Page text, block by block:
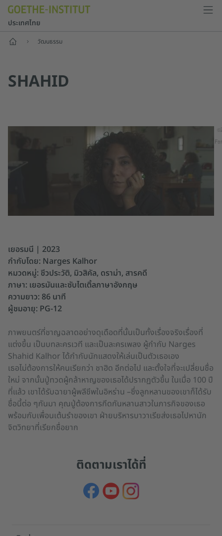
ประเทศไทย
หน้าแรก
วัฒนธรรม
SHAHID
เยอรมนี | 2023
กำกับโดย: Narges Kalhor
หมวดหมู่: ชีวประวัติ, มิวสิคัล, ดราม่า, สารคดี
ภาษา: เยอรมันและซับไตเติ้ลภาษาอังกฤษ
ความยาว: 86 นาที
ผู้ชมอายุ: PG-12
ภาพยนตร์ที่ชาญฉลาดอย่างดุเดือดที่นั้นเป็นทั้งเรื่องจริงเรื่องที่
แต่งขึ้น เป็นบทละครเวที และเป็นละครเพลง ผู้กํากับ Narges
Shahid Kalhor ได้กํากับนักแสดงให้เล่นเป็นตัวเธอเอง
เธอไม่ต้องการให้คนเรียกว่า ชาฮิด อีกต่อไป และตั้งใจที่จะเปลี่ยนชื่อ
ใหม่ จากนั้นปู่ทวดผู้กล้าหาญของเธอได้ปรากฏตัวขึ้น ในเมื่อ 100 ปี
ที่แล้ว เขาได้รับฉายาผู้พลีชีพในอิหร่าน –ซึ่งลูกหลานของเขาก็ได้รับ
ชื่อนี้ต่อ ๆกันมา คุณปู่ต้องการกีดกันหลานสาวในภารกิจของเธอ
พร้อมกับเพื่อนเต้นรําของเขา ฝ่ายบริหารบาวาเรียส่งเธอไปหานัก
จิตวิทยาที่เรียกชื่อยาก
ติดตามเราได้ที่